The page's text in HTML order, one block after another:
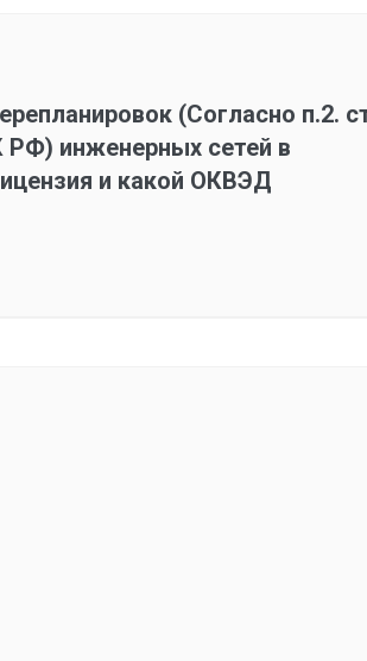
(Согласно п.2.
инженерных сетей в
и какой ОКВЭД